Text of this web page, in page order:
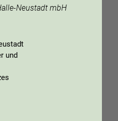
Neustadt mbH
und